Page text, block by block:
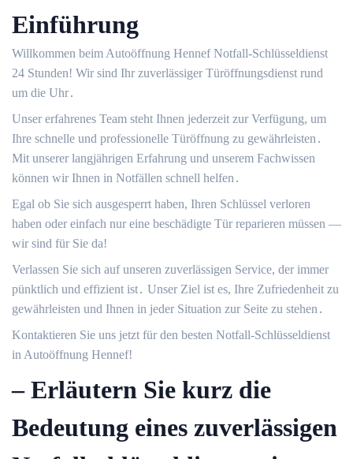
Einführung
Willkommen beim Autoöffnung Hennef Notfall-Schlüsseldienst
24 Stunden!​ Wir sind Ihr zuverlässiger Türöffnungsdienst rund
um die Uhr․
Unser erfahrenes Team steht Ihnen jederzeit zur Verfügung, um
Ihre schnelle und professionelle Türöffnung zu gewährleisten․
Mit unserer langjährigen Erfahrung und unserem Fachwissen
können wir Ihnen in Notfällen schnell helfen․
Egal ob Sie sich ausgesperrt haben, Ihren Schlüssel verloren
haben oder einfach nur eine beschädigte Tür reparieren müssen ―
wir sind für Sie da!​
Verlassen Sie sich auf unseren zuverlässigen Service, der immer
pünktlich und effizient ist․ Unser Ziel ist es, Ihre Zufriedenheit zu
gewährleisten und Ihnen in jeder Situation zur Seite zu stehen․
Kontaktieren Sie uns jetzt für den besten Notfall-Schlüsseldienst
in Autoöffnung Hennef!​
– Erläutern Sie kurz die
Bedeutung eines zuverlässigen